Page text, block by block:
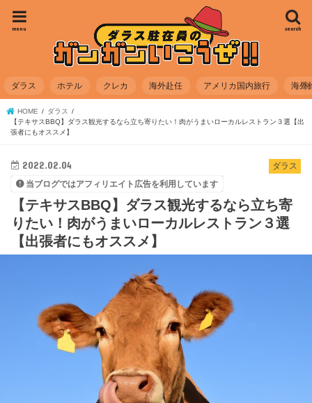
search
menu
ダラス ホテル クレカ 海外赴任 アメリカ国内旅行 海外
HOME
ダラス
【テキサスBBQ】ダラス観光するなら立ち寄りたい！肉がうまいローカルレストラン３選【出
張者にもオススメ】
ダラス
2022.02.04
当ブログではアフィリエイト広告を利用しています
【テキサスBBQ】ダラス観光するなら立ち寄
りたい！肉がうまいローカルレストラン３選
【出張者にもオススメ】